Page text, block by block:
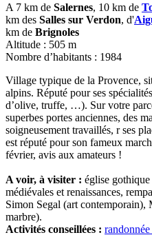
A 7 km de Salernes, 10 km de
km des Salles sur Verdon, d'
km de Brignoles
Altitude : 505 m
Nombre d’habitants : 1984
Village typique de la Provence,
alpins. Réputé pour ses
d’olive, truffe, …). Sur votre
superbes portes anciennes, des
soigneusement travaillés, r ses
est réputé pour son fameux
février, avis aux amateurs !
A voir, à visiter : église
médiévales et renaissances,
Simon Segal (art contemporain),
marbre).
Activités conseillées : randonnée